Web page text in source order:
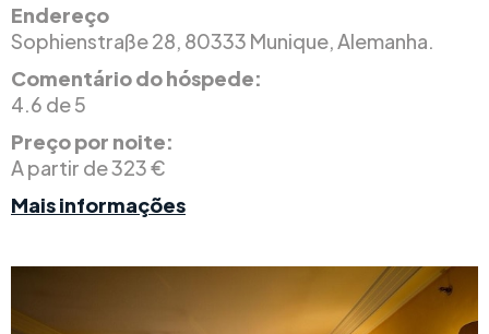
Endereço
Sophienstraße 28, 80333 Munique, Alemanha.
Comentário do hóspede:
4.6 de 5
Preço por noite:
A partir de 323 €
Mais informações